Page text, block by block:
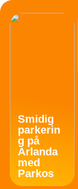
Smidig
parkerin
g på
Arlanda
med
Parkos